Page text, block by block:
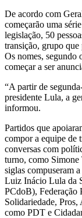
De acordo com
começarão uma
legislação, 50
transição, grupo
Os nomes, segundo
começar a ser
“A partir de
presidente Lula, a
informou.
Partidos que
compor a equipe de
conversas com
turno, como
siglas compuseram
Luiz Inácio Lula da
PCdoB), Federação
Solidariedade,
como PDT e